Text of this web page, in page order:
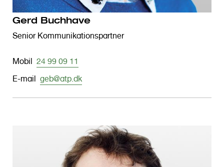
Gerd Buchhave
Senior Kommunikationspartner
Mobil 24 99 09 11
E-mail geb@atp.dk